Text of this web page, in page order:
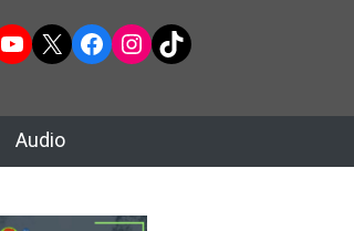
YouTube
X Facebook
Instagram
TikTok
Audio